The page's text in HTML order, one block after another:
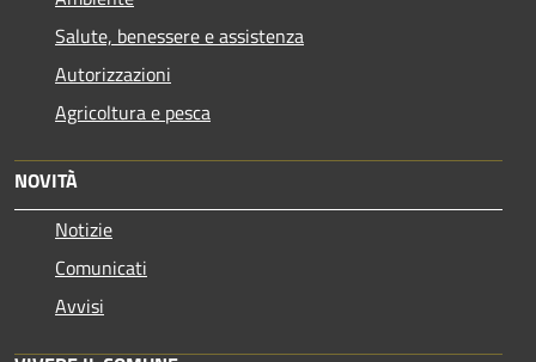
Salute, benessere e assistenza
Autorizzazioni
Agricoltura e pesca
NOVITÀ
Notizie
Comunicati
Avvisi